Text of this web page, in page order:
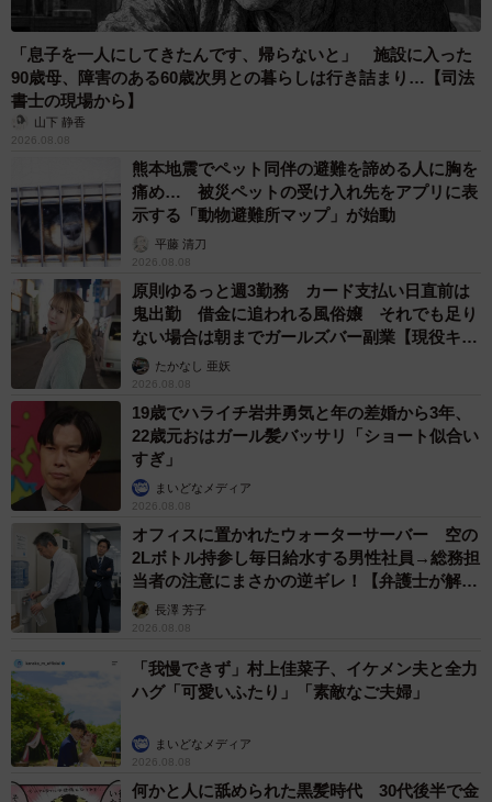
「もちろん外も探しました。家の中を2時間探しても見つか
らないので、これは外に逃したものだと思いました。ゴロ
ンのトイレの猫砂を家の外周にまき、ドライフードを玄関
と勝手口に置きました。もちろんご近所さんへ迷い猫のこ
とを伝えましたし、急遽張り紙も作成し、あちこちに掲示
しました。警察にも電話をして、遺失物捜索のサイトから
落とし物として登録もしました。夫と2人で家の中でも外で
も名前を呼んで反応を待ちましたが、何も起こらず…。里
親になってまだ2日しか経っていなかったので、譲渡前の名
前ゴロニャンと名前を呼んで探しました」
「息子を一人にしてきたんです、帰らないと」 施設に入った
90歳母、障害のある60歳次男との暮らしは行き詰まり…【司法
書士の現場から】
山下 静香
2026.08.08
熊本地震でペット同伴の避難を諦める人に胸を
痛め… 被災ペットの受け入れ先をアプリに表
示する「動物避難所マップ」が始動
平藤 清刀
2026.08.08
原則ゆるっと週3勤務 カード支払い日直前は
鬼出勤 借金に追われる風俗嬢 それでも足り
ない場合は朝までガールズバー副業【現役キャ
ストに取材】
たかなし 亜妖
2026.08.08
19歳でハライチ岩井勇気と年の差婚から3年、
22歳元おはガール髪バッサリ「ショート似合い
すぎ」
まいどなメディア
2026.08.08
オフィスに置かれたウォーターサーバー 空の
2Lボトル持参し毎日給水する男性社員→総務担
当者の注意にまさかの逆ギレ！【弁護士が解
説】長澤 芳子
2026.08.08
「我慢できず」村上佳菜子、イケメン夫と全力
ハグ「可愛いふたり」「素敵なご夫婦」
まいどなメディア
2026.08.08
何かと人に舐められた黒髪時代 30代後半で金